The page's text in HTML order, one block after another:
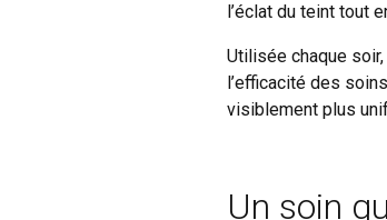
l’éclat du teint tout
Utilisée chaque
l’efficacité des
visiblement plus
Un soin